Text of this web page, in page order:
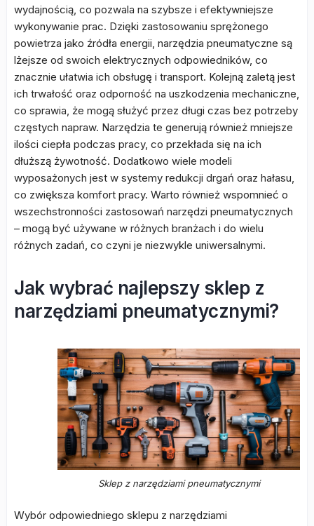
wydajnością, co pozwala na szybsze i efektywniejsze
wykonywanie prac. Dzięki zastosowaniu sprężonego
powietrza jako źródła energii, narzędzia pneumatyczne są
lżejsze od swoich elektrycznych odpowiedników, co
znacznie ułatwia ich obsługę i transport. Kolejną zaletą jest
ich trwałość oraz odporność na uszkodzenia mechaniczne,
co sprawia, że mogą służyć przez długi czas bez potrzeby
częstych napraw. Narzędzia te generują również mniejsze
ilości ciepła podczas pracy, co przekłada się na ich
dłuższą żywotność. Dodatkowo wiele modeli
wyposażonych jest w systemy redukcji drgań oraz hałasu,
co zwiększa komfort pracy. Warto również wspomnieć o
wszechstronności zastosowań narzędzi pneumatycznych
– mogą być używane w różnych branżach i do wielu
różnych zadań, co czyni je niezwykle uniwersalnymi.
Jak wybrać najlepszy sklep z
narzędziami pneumatycznymi?
Sklep z narzędziami pneumatycznymi
Wybór odpowiedniego sklepu z narzędziami